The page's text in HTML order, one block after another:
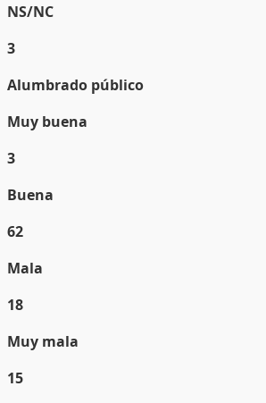
NS/NC
3
Alumbrado público
Muy buena
3
Buena
62
Mala
18
Muy mala
15